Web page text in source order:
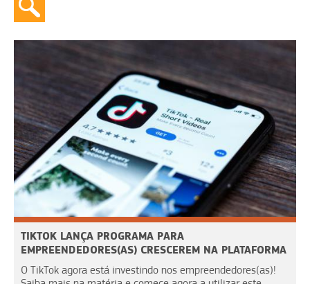
TIKTOK LANÇA PROGRAMA PARA
EMPREENDEDORES(AS) CRESCEREM NA PLATAFORMA
O TikTok agora está investindo nos empreendedores(as)!